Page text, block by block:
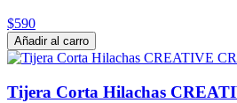
$590
Añadir al carro
Tijera Corta Hilachas